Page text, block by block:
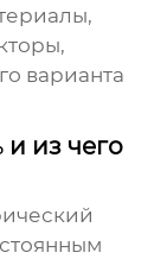
варианта
и из чего